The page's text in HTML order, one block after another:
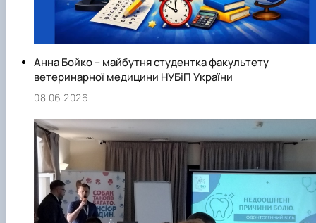
Анна Бойко – майбутня студентка факультету
ветеринарної медицини НУБіП України
08.06.2026